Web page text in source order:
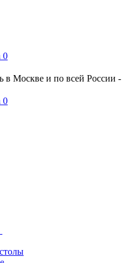
0
в Москве и по всей России -
0